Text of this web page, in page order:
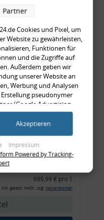
inkl. gesetzl. MwSt., zzgl.Versandkosten
mit
Audi 80
89, OE-Nr.:
+ 8G0945225C
999,99 € pro 1
inkl. gesetzl. MwSt., zzgl. Versandkosten
Cookies und Pixel, um
Website zu gewährleisten,
Funktionen für
und die Zugriffe auf
Außerdem geben wir
unserer Website an
Werbung und Analysen
pseudonymer
(Google Advertising
möglicherweise mit
ihnen bereitgestellt haben
gesammelt haben
Ihre Einwilligung zur
können Sie jederzeit
Button links
Anpassungen
durch unsere Partner:
Impressum
Partner
Akzeptieren
Powered by Tracking-